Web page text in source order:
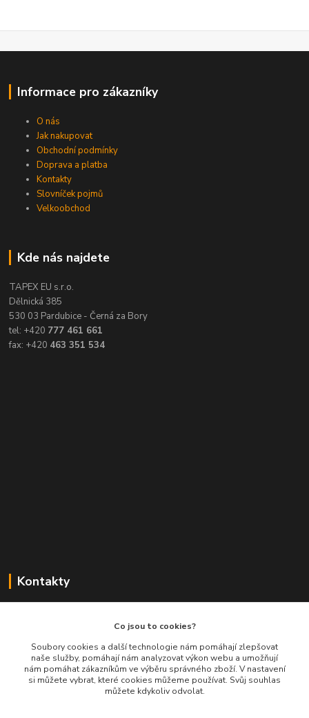
Informace pro zákazníky
O nás
Jak nakupovat
Obchodní podmínky
Doprava a platba
Kontakty
Slovníček pojmů
Velkoobchod
Kde nás najdete
TAPEX EU s.r.o.
Dělnická 385
530 03 Pardubice - Černá za Bory
tel: +420 777 461 661
fax: +420 463 351 534
Kontakty
+420 777 461 661
(Po-Pá, 8-16 hod.)
info@balimespolu.cz
Co jsou to cookies?
Soubory cookies a další technologie nám pomáhají zlepšovat
naše služby, pomáhají nám analyzovat výkon webu a umožňují
nám pomáhat zákazníkům ve výběru správného zboží. V nastavení
si můžete vybrat, které cookies můžeme používat. Svůj souhlas
můžete kdykoliv odvolat.